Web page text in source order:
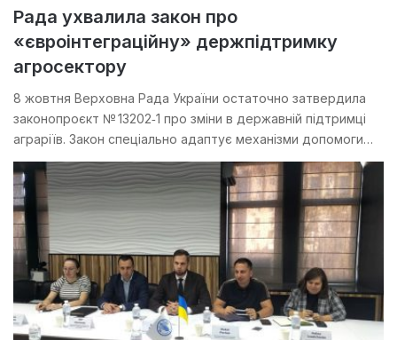
Рада ухвалила закон про
«євроінтеграційну» держпідтримку
агросектору
8 жовтня Верховна Рада України остаточно затвердила
законопроєкт № 13202‑1 про зміни в державній підтримці
аграріїв. Закон спеціально адаптує механізми допомоги…